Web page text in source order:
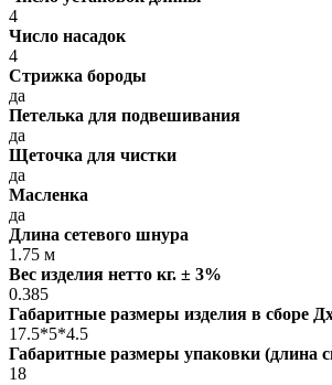
4
Число насадок
4
Стрижка бороды
да
Петелька для подвешивания
да
Щеточка для чистки
да
Масленка
да
Длина сетевого шнура
1.75 м
Вес изделия нетто кг. ± 3%
0.385
Габаритные размеры изделия в сборе
17.5*5*4.5
Габаритные размеры упаковки (длина
18